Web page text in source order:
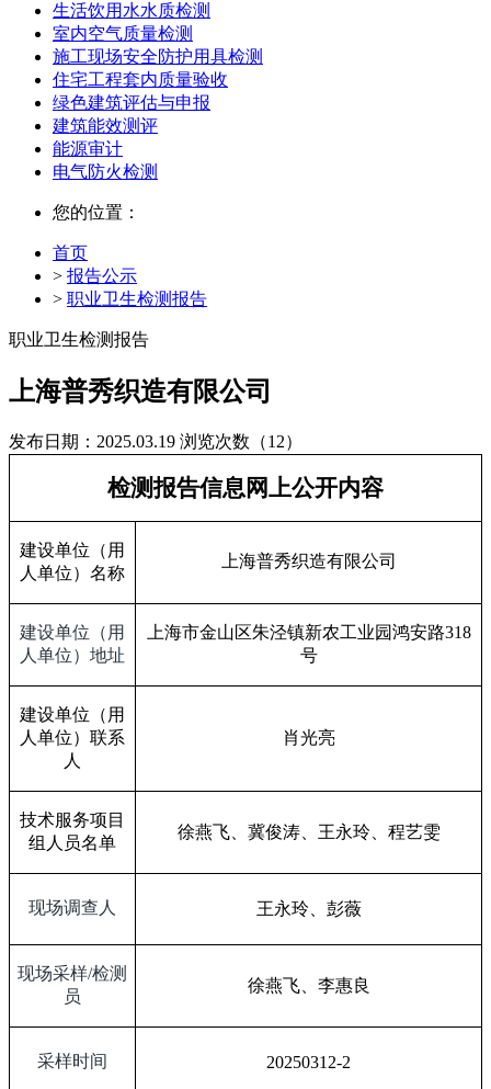
生活饮用水水质检测
室内空气质量检测
施工现场安全防护用具检测
住宅工程套内质量验收
绿色建筑评估与申报
建筑能效测评
能源审计
电气防火检测
您的位置：
首页
> 报告公示
> 职业卫生检测报告
职业卫生检测报告
上海普秀织造有限公司
发布日期：2025.03.19 浏览次数（12）
检测报告信息网上公开内容
建设单位（用
人单位）名称
上海普秀织造有限公司
建设单位（用
人单位）地址
上海市金山区朱泾镇新农工业园鸿安路318
号
建设单位（用
人单位）联系
人
肖光亮
技术服务项目
组人员名单
徐燕飞、冀俊涛、王永玲、程艺雯
现场调查人 王永玲、彭薇
现场采样/检测
员
徐燕飞、李惠良
采样时间 20250312-2